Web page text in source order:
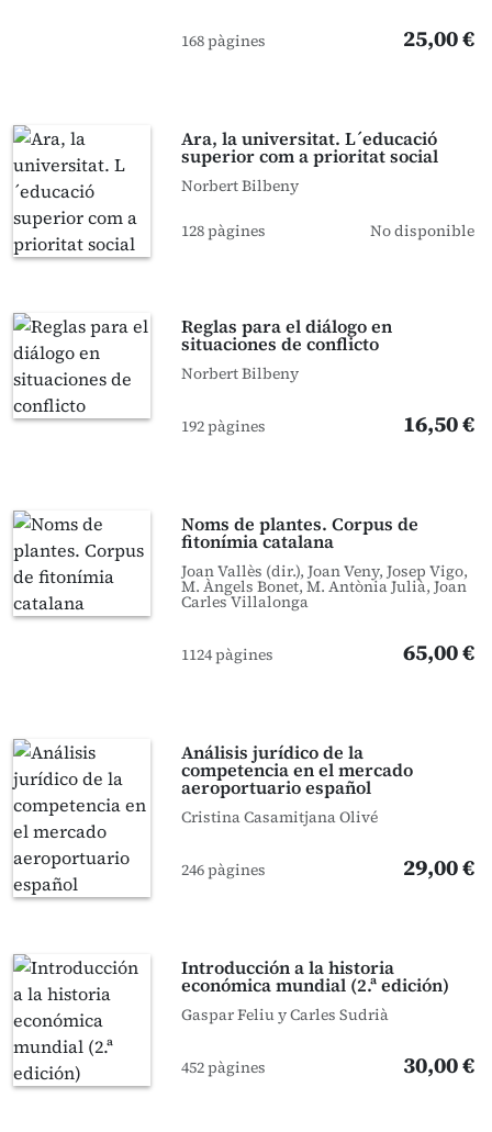
168 pàgines 25,00 €
Ara, la universitat. L´educació
superior com a prioritat social
Norbert Bilbeny
128 pàgines No disponible
Reglas para el diálogo en
situaciones de conflicto
Norbert Bilbeny
192 pàgines 16,50 €
Noms de plantes. Corpus de
fitonímia catalana
Joan Vallès (dir.), Joan Veny, Josep Vigo,
M. Àngels Bonet, M. Antònia Julià, Joan
Carles Villalonga
1124 pàgines 65,00 €
Análisis jurídico de la
competencia en el mercado
aeroportuario español
Cristina Casamitjana Olivé
246 pàgines 29,00 €
Introducción a la historia
económica mundial (2.ª edición)
Gaspar Feliu y Carles Sudrià
452 pàgines 30,00 €